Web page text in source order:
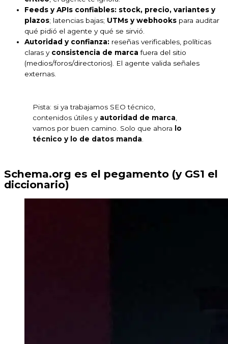
Feeds y APIs confiables: stock, precio, variantes y
plazos; latencias bajas; UTMs y webhooks para auditar
qué pidió el agente y qué se sirvió.
Autoridad y confianza: reseñas verificables, políticas
claras y consistencia de marca fuera del sitio
(medios/foros/directorios). El agente valida señales
externas.
Pista: si ya trabajamos SEO técnico,
contenidos útiles y autoridad de marca
vamos por buen camino. Solo que ahora
lo
técnico y lo de datos manda
Schema.org es el pegamento (y GS1 el
diccionario)